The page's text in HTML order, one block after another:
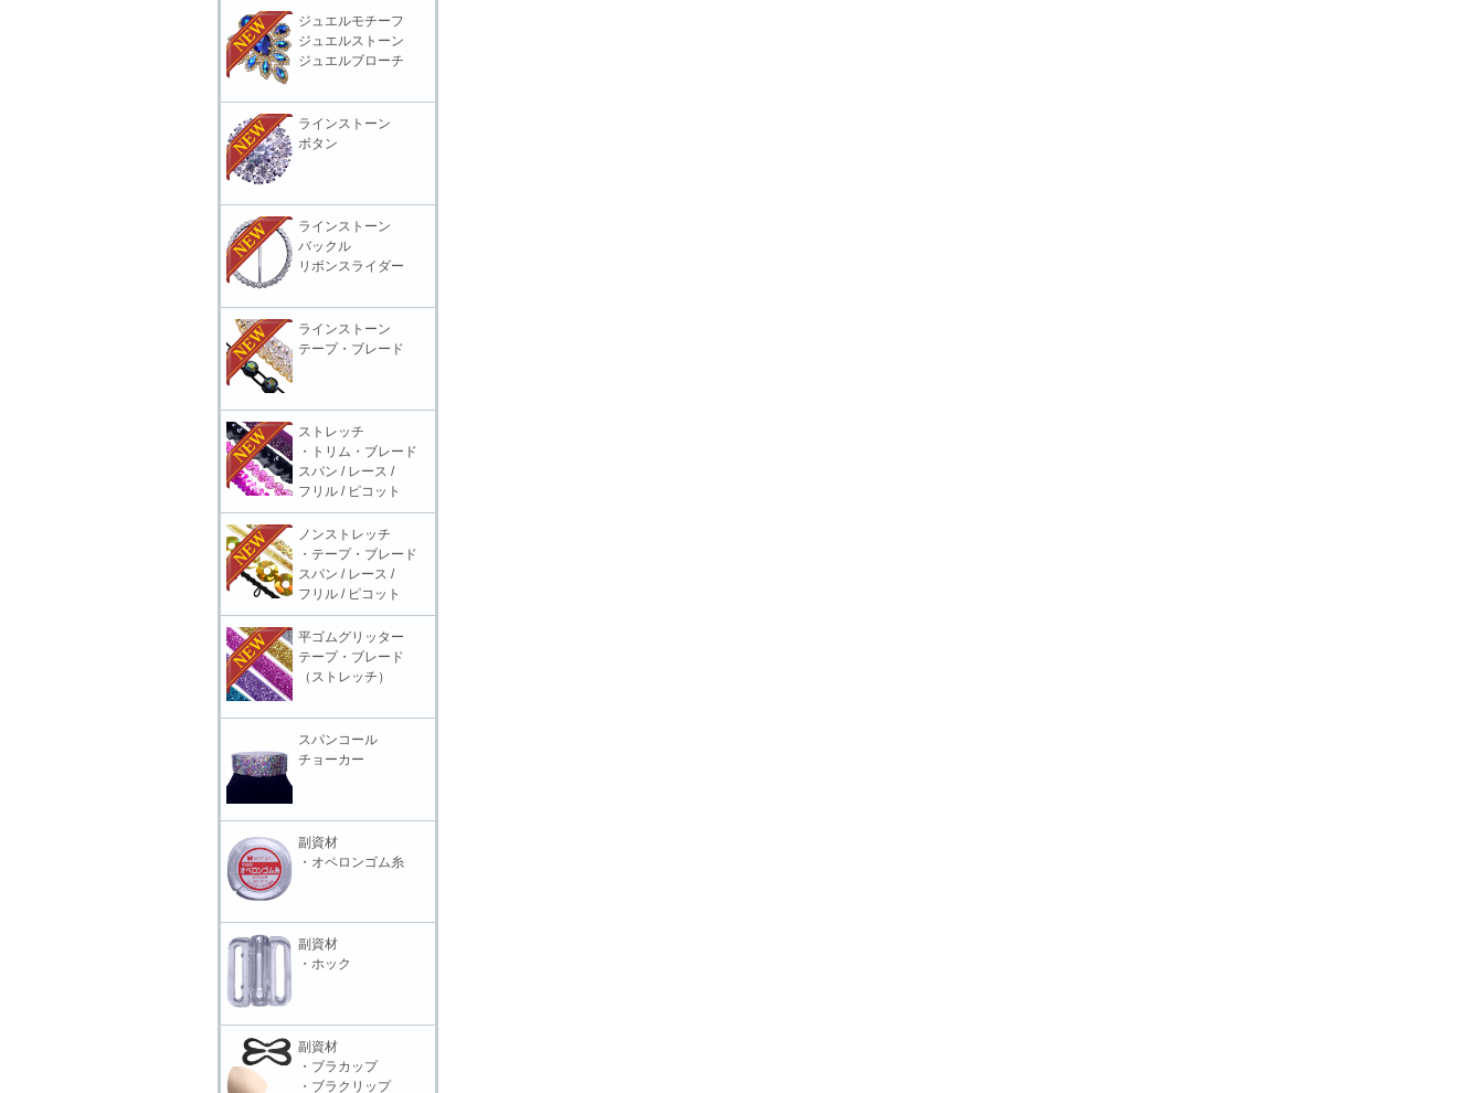
ジュエルモチーフ
ジュエルストーン
ジュエルブローチ
ラインストーン
ボタン
ラインストーン
バックル
リボンスライダー
ラインストーン
テープ・ブレード
ストレッチ
・トリム・ブレード
スパン / レース /
フリル / ピコット
ノンストレッチ
・テープ・ブレード
スパン / レース /
フリル / ピコット
平ゴムグリッター
テープ・ブレード
（ストレッチ）
スパンコール
チョーカー
副資材
・オペロンゴム糸
副資材
・ホック
副資材
・ブラカップ
・ブラクリップ